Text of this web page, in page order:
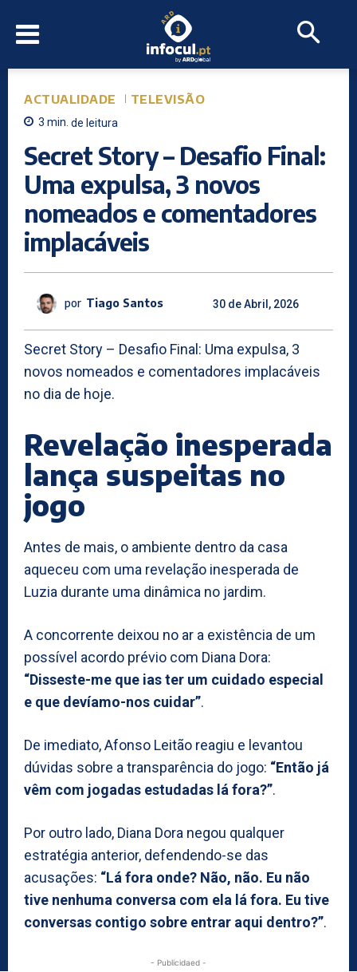
ACTUALIDADE TELEVISÃO
3 min. de leitura
Secret Story – Desafio Final:
Uma expulsa, 3 novos
nomeados e comentadores
implacáveis
por Tiago Santos 30 de Abril, 2026
Secret Story – Desafio Final: Uma expulsa, 3
novos nomeados e comentadores implacáveis
no dia de hoje.
Revelação inesperada
lança suspeitas no
jogo
Antes de mais, o ambiente dentro da casa
aqueceu com uma revelação inesperada de
Luzia durante uma dinâmica no jardim.
A concorrente deixou no ar a existência de um
possível acordo prévio com Diana Dora:
“Disseste-me que ias ter um cuidado especial
e que devíamo-nos cuidar”.
De imediato, Afonso Leitão reagiu e levantou
dúvidas sobre a transparência do jogo: “Então já
vêm com jogadas estudadas lá fora?”.
Por outro lado, Diana Dora negou qualquer
estratégia anterior, defendendo-se das
acusações: “Lá fora onde? Não, não. Eu não
tive nenhuma conversa com ela lá fora. Eu tive
conversas contigo sobre entrar aqui dentro?”.
- Publicidaed -